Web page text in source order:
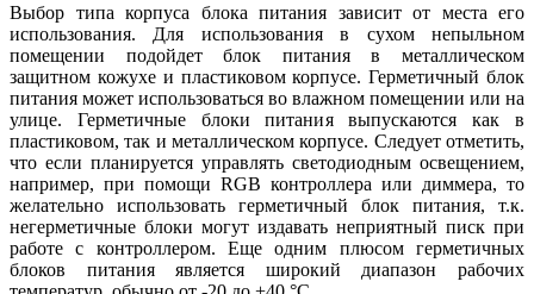
Выбор типа корпуса блока питания зависит от места его
использования. Для использования в сухом непыльном
помещении подойдет блок питания в металлическом
защитном кожухе и пластиковом корпусе. Герметичный блок
питания может использоваться во влажном помещении или на
улице. Герметичные блоки питания выпускаются как в
пластиковом, так и металлическом корпусе. Следует отметить,
что если планируется управлять светодиодным освещением,
например, при помощи RGB контроллера или диммера, то
желательно использовать герметичный блок питания, т.к.
негерметичные блоки могут издавать неприятный писк при
работе с контроллером. Еще одним плюсом герметичных
блоков питания является широкий диапазон рабочих